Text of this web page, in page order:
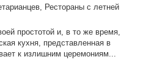
Рестораны с летней
простотой и, в то же время,
кухня, представленная в
к излишним церемониям...